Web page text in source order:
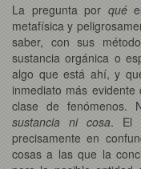
La pregunta por qué
metafísica y
saber, con sus
sustancia orgánica o
algo que está ahí, y
inmediato más
clase de fenómenos.
sustancia ni cosa. El
precisamente en
cosas a las que la